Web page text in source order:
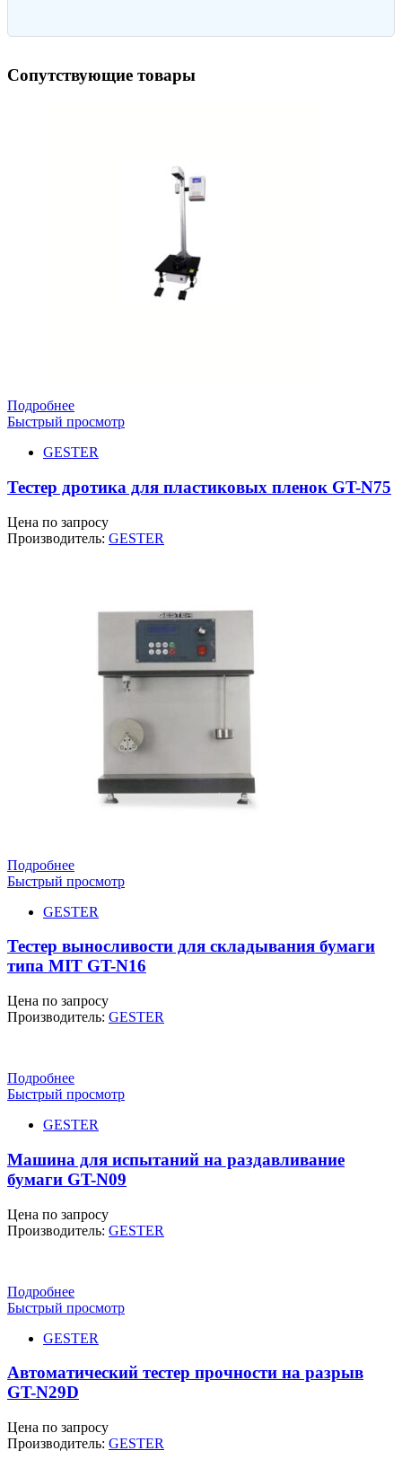
Сопутствующие товары
Подробнее
Быстрый просмотр
GESTER
Тестер дротика для пластиковых пленок GT-N75
Цена по запросу
Производитель: GESTER
Подробнее
Быстрый просмотр
GESTER
Тестер выносливости для складывания бумаги
типа MIT GT-N16
Цена по запросу
Производитель: GESTER
Подробнее
Быстрый просмотр
GESTER
Машина для испытаний на раздавливание
бумаги GT-N09
Цена по запросу
Производитель: GESTER
Подробнее
Быстрый просмотр
GESTER
Автоматический тестер прочности на разрыв
GT-N29D
Цена по запросу
Производитель: GESTER